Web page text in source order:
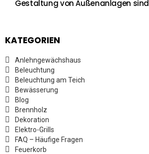
Gestaltung von Außenanlagen sind
KATEGORIEN
Anlehngewächshaus
Beleuchtung
Beleuchtung am Teich
Bewässerung
Blog
Brennholz
Dekoration
Elektro-Grills
FAQ – Häufige Fragen
Feuerkorb